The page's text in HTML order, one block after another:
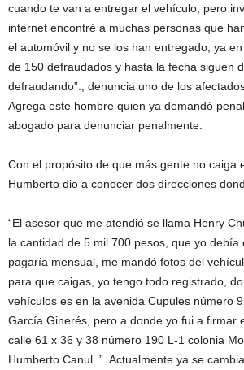
cuando te van a entregar el vehículo, pero
internet encontré a muchas personas que
el automóvil y no se los han entregado, ya
de 150 defraudados y hasta la fecha siguen
defraudando”., denuncia uno de los
Agrega este hombre quien ya demandó
abogado para denunciar penalmente.
Con el propósito de que más gente no caiga
Humberto dio a conocer dos direcciones
“El asesor que me atendió se llama Henry
la cantidad de 5 mil 700 pesos, que yo
pagaría mensual, me mandó fotos del
para que caigas, yo tengo todo registrado,
vehículos es en la avenida Cupules número
García Ginerés, pero a donde yo fui a firmar
calle 61 x 36 y 38 número 190 L-1 colonia
Humberto Canul. ”. Actualmente ya se